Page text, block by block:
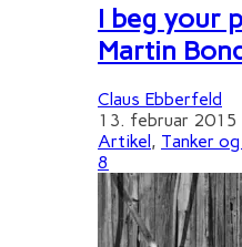
I beg your
Martin
Claus Ebberfeld
13. februar 2015
Artikel, Tanker
8